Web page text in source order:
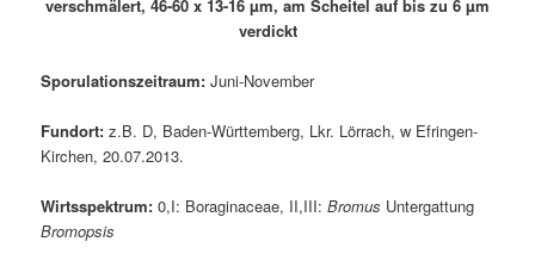
verschmälert, 46-60 x 13-16 µm, am Scheitel auf bis zu 6 µm
verdickt
Sporulationszeitraum: Juni-November
Fundort: z.B. D, Baden-Württemberg, Lkr. Lörrach, w Efringen-
Kirchen, 20.07.2013.
Wirtsspektrum:0,I: Boraginaceae, II,III:Bromus Untergattung
Bromopsis